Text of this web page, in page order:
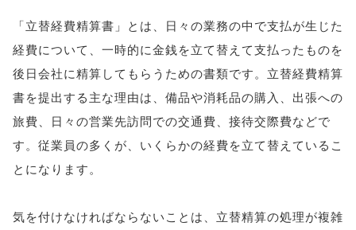
「立替経費精算書」とは、日々の業務の中で支払が生じた
経費について、一時的に金銭を立て替えて支払ったものを
後日会社に精算してもらうための書類です。立替経費精算
書を提出する主な理由は、備品や消耗品の購入、出張への
旅費、日々の営業先訪問での交通費、接待交際費などで
す。従業員の多くが、いくらかの経費を立て替えているこ
とになります。
気を付けなければならないことは、立替精算の処理が複雑